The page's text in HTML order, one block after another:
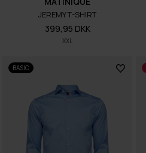
XXL
JEREMY T-SHIRT
399,95 DKK
BASIC